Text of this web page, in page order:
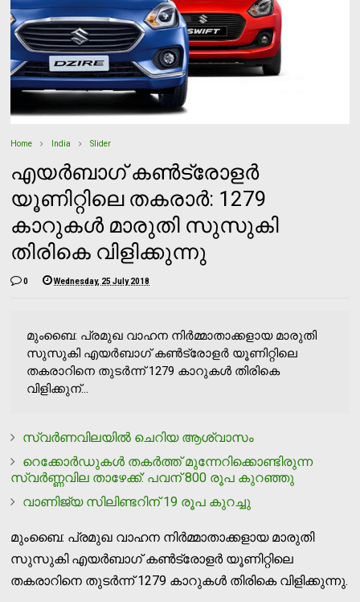
Home India Slider
എയര്‍ബാഗ് കണ്‍ട്രോളര്‍
യൂണിറ്റിലെ തകരാര്‍: 1279
കാറുകള്‍ മാരുതി സുസുകി
തിരികെ വിളിക്കുന്നു
0 Wednesday, 25 July 2018
മുംബൈ: പ്രമുഖ വാഹന നിര്‍മ്മാതാക്കളായ മാരുതി
സുസുകി എയര്‍ബാഗ് കണ്‍ട്രോളര്‍ യൂണിറ്റിലെ
തകരാറിനെ തുടര്‍ന്ന് 1279 കാറുകള്‍ തിരികെ
വിളിക്കുന്...
സ്വര്‍ണവിലയില്‍ ചെറിയ ആശ്വാസം
റെക്കോര്‍ഡുകള്‍ തകര്‍ത്ത് മുന്നേറിക്കൊണ്ടിരുന്ന
സ്വര്‍ണ്ണവില താഴേക്ക്: പവന് 800 രൂപ കുറഞ്ഞു
വാണിജ്യ സിലിണ്ടറിന് 19 രൂപ കുറച്ചു
മുംബൈ: പ്രമുഖ വാഹന നിര്‍മ്മാതാക്കളായ മാരുതി
സുസുകി എയര്‍ബാഗ് കണ്‍ട്രോളര്‍ യൂണിറ്റിലെ
തകരാറിനെ തുടര്‍ന്ന് 1279 കാറുകള്‍ തിരികെ വിളിക്കുന്നു.